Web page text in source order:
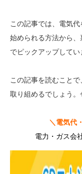
この記事では、電気
始められる方法から
でピックアップしてい
この記事を読むこと
取り組めるでしょう。
＼電気代
電力・ガス会